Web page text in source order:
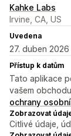
Kahke Labs
Irvine, CA, US
Uvedena
27. duben 2026
Přístup k datům
Tato aplikace
vašem
ochrany
Zobrazovat
Citlivé údaje,